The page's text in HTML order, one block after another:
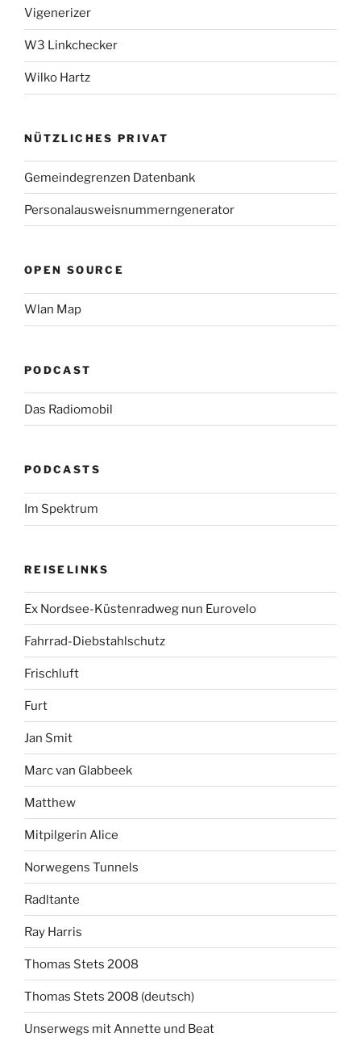
Vigenerizer
W3 Linkchecker
Wilko Hartz
NÜTZLICHES PRIVAT
Gemeindegrenzen Datenbank
Personalausweisnummerngenerator
OPEN SOURCE
Wlan Map
PODCAST
Das Radiomobil
PODCASTS
Im Spektrum
REISELINKS
Ex Nordsee-Küstenradweg nun Eurovelo
Fahrrad-Diebstahlschutz
Frischluft
Furt
Jan Smit
Marc van Glabbeek
Matthew
Mitpilgerin Alice
Norwegens Tunnels
Radltante
Ray Harris
Thomas Stets 2008
Thomas Stets 2008 (deutsch)
Unserwegs mit Annette und Beat